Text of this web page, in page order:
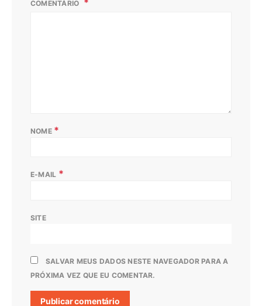
COMENTÁRIO
NOME *
E-MAIL *
SITE
SALVAR MEUS DADOS NESTE NAVEGADOR PARA A
PRÓXIMA VEZ QUE EU COMENTAR.